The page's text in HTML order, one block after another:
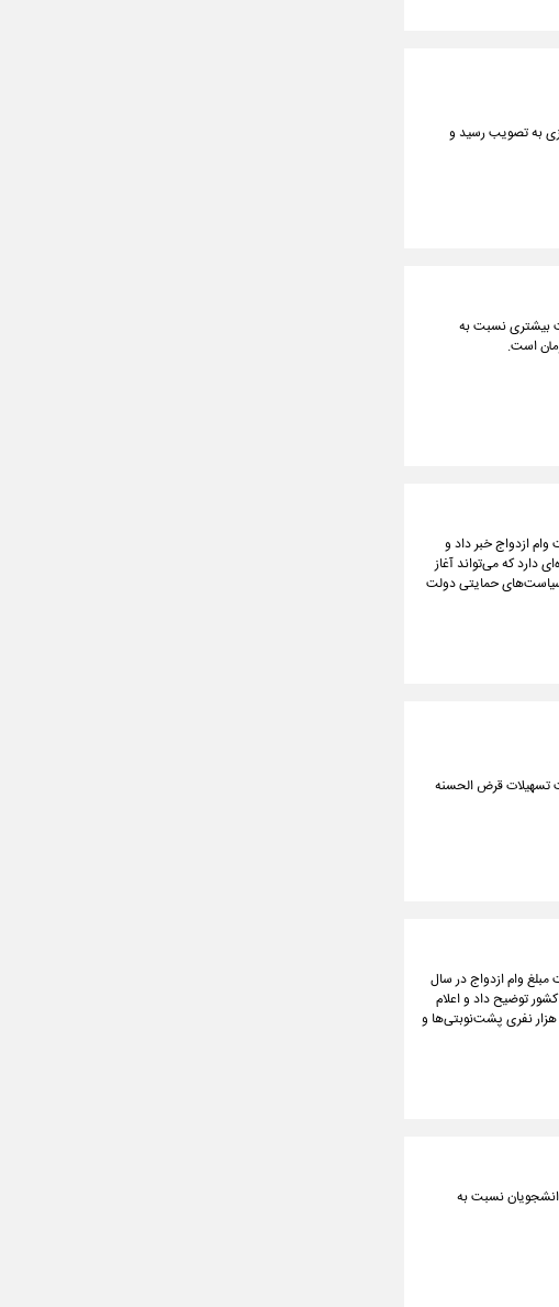
به تصویب رسید و
بیشتری نسبت به
ازدواج خبر داد و
دارد که می‌تواند آغاز
سیاست‌های حمایتی دولت
به تسهیلات قرض الحسنه ازدواج و فرزندآوری در سال جاری را ۴۳۵ همت تسهیلات قرض الحسنه
مبلغ وام ازدواج در سال
فعلی کشور توضیح داد و اعلام
کرد که با افزایش ۴۰ درصدی منابع برای وام ازدواج در سال جاری، دولت به‌دنبال کاهش صف ۵۵۰ هزار نفری پشت‌نوبتی‌ها و
مسکن متاهلی دانشجویان نسبت به